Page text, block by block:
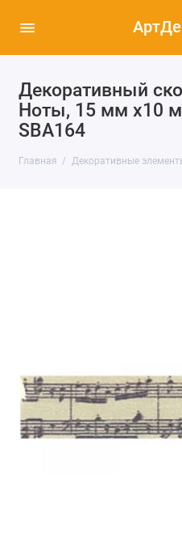
Декоративный
Ноты, 15 мм х10
SBA164
Главная Декоративные